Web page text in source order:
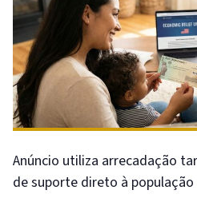
Anúncio utiliza arrecadação
de suporte direto à população